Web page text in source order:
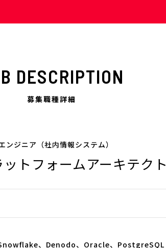
DESCRIPTION
募集職種詳細
ンジニア（社内情報システム）
トフォームアーキテクト
Snowflake、Denodo、Oracle、PostgreSQL